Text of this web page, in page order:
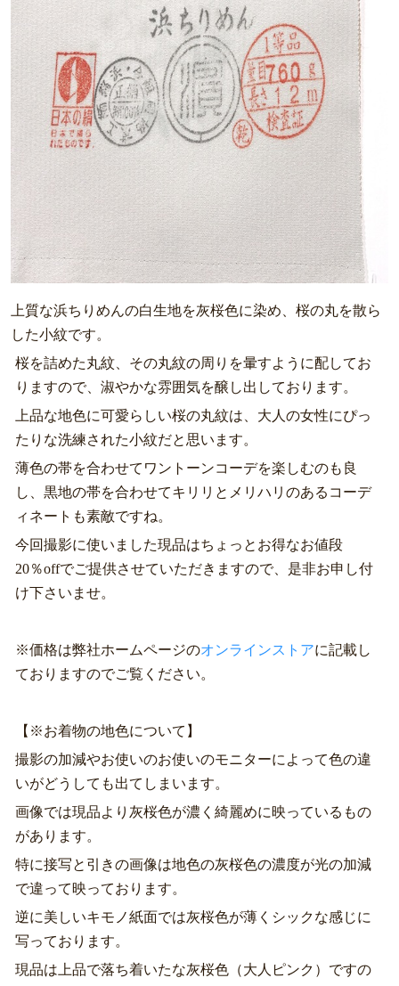
上質な浜ちりめんの白生地を灰桜色に染め、桜の丸を散ら
した小紋です。
桜を詰めた丸紋、その丸紋の周りを暈すように配してお
りますので、淑やかな雰囲気を醸し出しております。
上品な地色に可愛らしい桜の丸紋は、大人の女性にぴっ
たりな洗練された小紋だと思います。
薄色の帯を合わせてワントーンコーデを楽しむのも良
し、黒地の帯を合わせてキリリとメリハリのあるコーデ
ィネートも素敵ですね。
今回撮影に使いました現品はちょっとお得なお値段
20％offでご提供させていただきますので、是非お申し付
け下さいませ。
※価格は弊社ホームページのオンラインストアに記載し
ておりますのでご覧ください。
【※お着物の地色について】
撮影の加減やお使いのお使いのモニターによって色の違
いがどうしても出てしまいます。
画像では現品より灰桜色が濃く綺麗めに映っているもの
があります。
特に接写と引きの画像は地色の灰桜色の濃度が光の加減
で違って映っております。
逆に美しいキモノ紙面では灰桜色が薄くシックな感じに
写っております。
現品は上品で落ち着いたな灰桜色（大人ピンク）ですの